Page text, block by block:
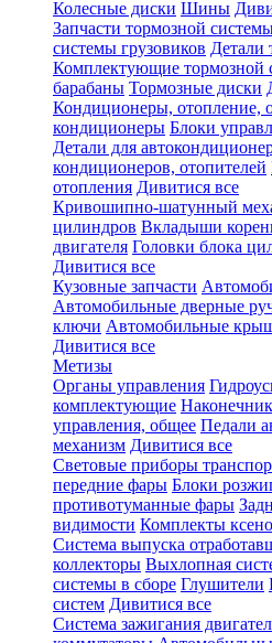
Колесные диски Шины
Запчасти тормозной
системы грузовиков Детали
Комплектующие тормозной
барабаны Тормозные диски
Кондиционеры, отопление,
кондиционеры Блоки
Детали для
кондиционеров, отопителей
отопления Дивитися все
Кривошипно-шатунный
цилиндров Вкладыши
двигателя Головки блока
Дивитися все
Кузовные запчасти
Автомобильные дверные
ключи Автомобильные
Дивитися все
Метизы
Органы управления
комплектующие
управления, общее Педали
механизм Дивитися все
Световые приборы
передние фары Блоки
противотуманные фары
видимости Комплекты
Система выпуска
коллекторы Выхлопная
системы в сборе Глушители
систем Дивитися все
Система зажигания